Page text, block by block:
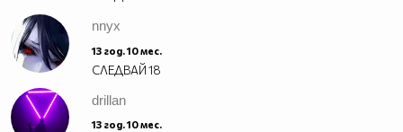
nnyx
13 год. 10 мес.
СЛЕДВАЙ18
drillan
13 год. 10 мес.